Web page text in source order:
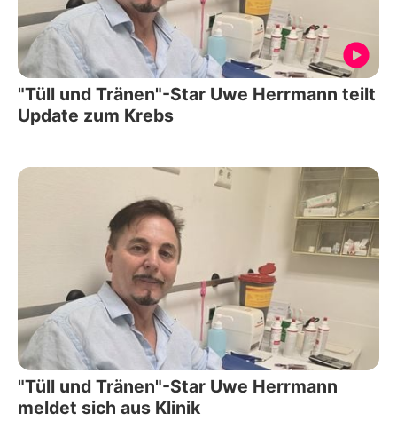
"Tüll und Tränen"-Star Uwe Herrmann teilt
Update zum Krebs
"Tüll und Tränen"-Star Uwe Herrmann
meldet sich aus Klinik